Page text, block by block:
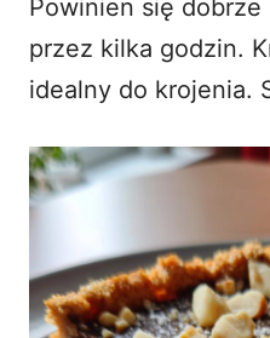
Powinien się dobrze
przez kilka godzin.
idealny do krojenia.